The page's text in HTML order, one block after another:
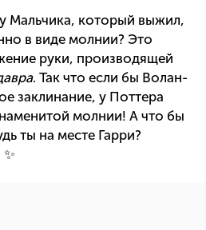
Мальчика, который выжил,
в виде молнии? Это
руки, производящей
. Так что если бы Волан-
заклинание, у Поттера
молнии! А что бы
ты на месте Гарри?